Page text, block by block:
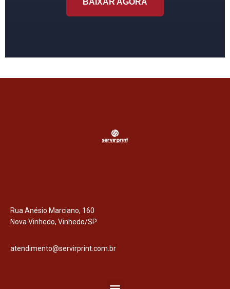
BAIXAR AGORA
Rua Anésio Marciano, 160
Nova Vinhedo, Vinhedo/SP
atendimento@servirprint.com.br